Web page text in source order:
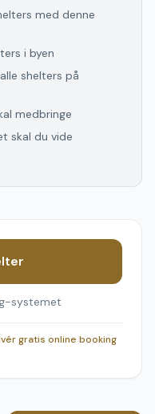
med denne
i byen
shelters på
medbringe
skal du vide
systemet
gratis online booking